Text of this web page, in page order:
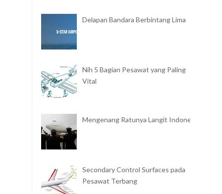
Delapan Bandara Berbintang Lima
Nih 5 Bagian Pesawat yang Paling
Vital
Mengenang Ratunya Langit Indonesia
Secondary Control Surfaces pada
Pesawat Terbang